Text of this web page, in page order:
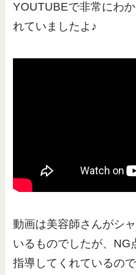
YOUTUBEで非常にわ
れていましたよ♪
動画は美容師さんがシ
いるものでしたが、NG
指導してくれているの